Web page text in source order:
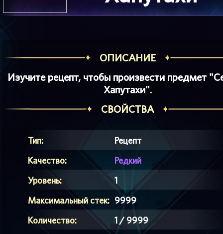
ОПИСАНИЕ
Изучите рецепт, чтобы произвести предмет
Хапутахи".
СВОЙСТВА
Тип:
Рецепт
Качество:
Редкий
Уровень:
1
Максимальный стек: 9999
Количество:
1 / 9999